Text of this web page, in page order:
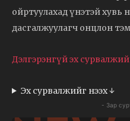
ойртуулахад үнэтэй хувь
дасгалжуулагч онцлон
Дэлгэрэнгүй эх
Эх сурвалжийг нээх ↓
- Зар